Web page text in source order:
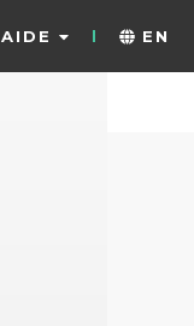
AIDE EN